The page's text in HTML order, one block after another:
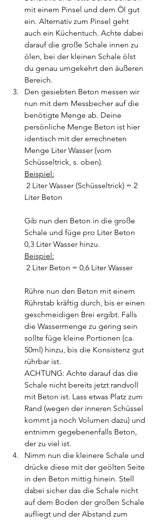
mit einem Pinsel und dem Öl gut
ein. Alternativ zum Pinsel geht
auch ein Küchentuch. Achte dabei
darauf die große Schale innen zu
ölen, bei der kleinen Schale ölst
du genau umgekehrt den äußeren
Bereich.
Den gesiebten Beton messen wir
nun mit dem Messbecher auf die
benötigte Menge ab. Deine
persönliche Menge Beton ist hier
identisch mit der errechneten
Menge Liter Wasser (vom
Schüsseltrick, s. oben).
Beispiel:
Liter Beton
Gib nun den Beton in die große
Schale und füge pro Liter Beton
0,3 Liter Wasser hinzu.
Beispiel:
2 Liter Beton = 0,6 Liter Wasser
Rühre nun den Beton mit einem
Rührstab kräftig durch, bis er einen
geschmeidigen Brei ergibt. Falls
die Wassermenge zu gering sein
sollte füge kleine Portionen (ca.
50ml) hinzu, bis die Konsistenz gut
rührbar ist.
ACHTUNG: Achte darauf das die
Schale nicht bereits jetzt randvoll
mit Beton ist. Lass etwas Platz zum
Rand (wegen der inneren Schüssel
kommt ja noch Volumen dazu) und
entnimm gegebenenfalls Beton,
der zu viel ist.
Nimm nun die kleinere Schale und
drücke diese mit der geölten Seite
in den Beton mittig hinein. Stell
dabei sicher das die Schale nicht
auf dem Boden der großen Schale
aufliegt und der Abstand zum